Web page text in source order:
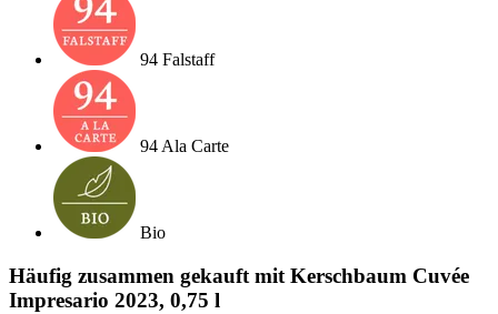
94 Falstaff
94 Ala Carte
Bio
Häufig zusammen gekauft mit Kerschbaum Cuvée
Impresario 2023, 0,75 l